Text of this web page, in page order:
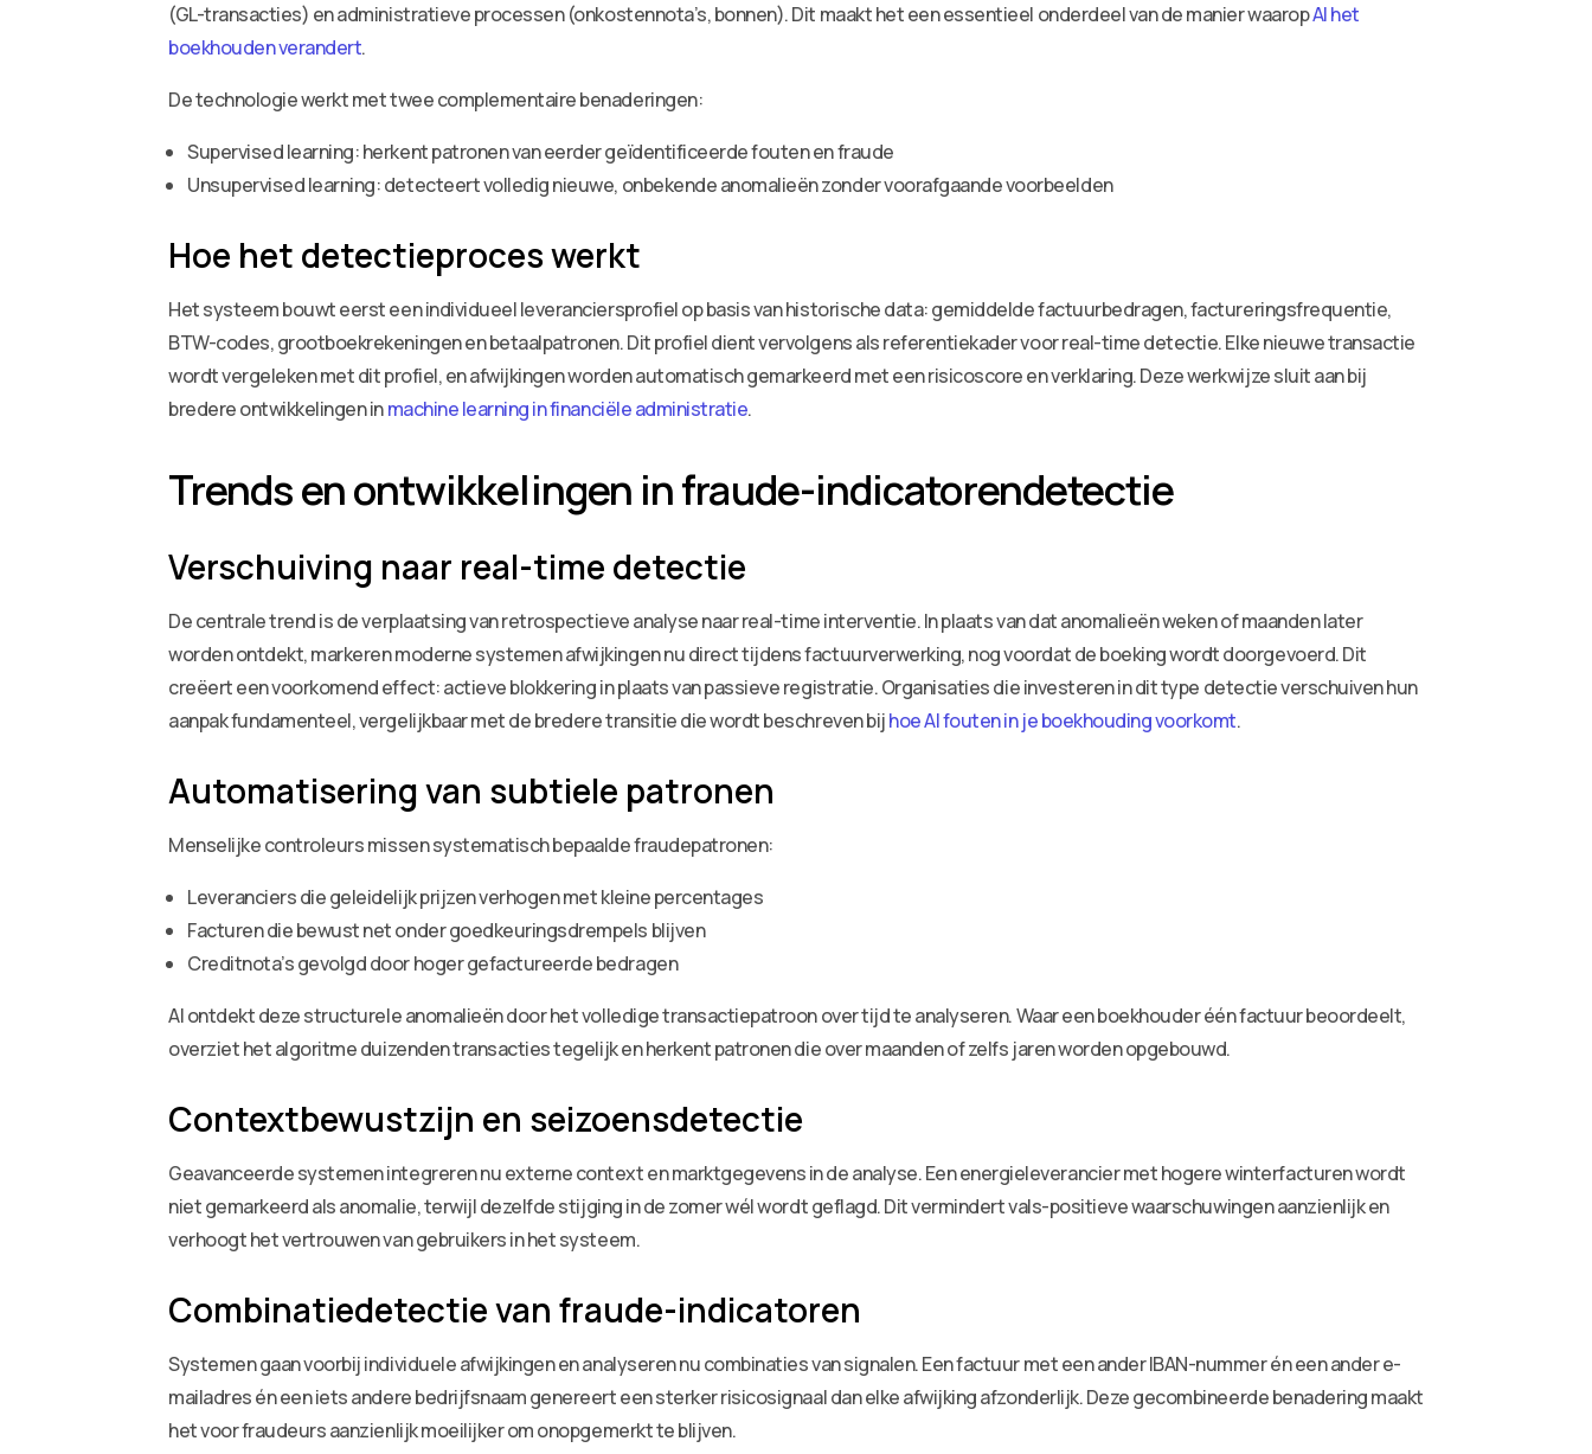
(GL-transacties) en administratieve processen (onkostennota’s, bonnen). Dit maakt het een essentieel onderdeel van de manier waaropAI het
boekhouden verandert.
De technologie werkt met twee complementaire benaderingen:
Supervised learning: herkent patronen van eerder geïdentificeerde fouten en fraude
Unsupervised learning: detecteert volledig nieuwe, onbekende anomalieën zonder voorafgaande voorbeelden
Hoe het detectieproces werkt
Het systeem bouwt eerst een individueel leveranciersprofiel op basis van historische data: gemiddelde factuurbedragen, factureringsfrequentie,
BTW-codes, grootboekrekeningen en betaalpatronen. Dit profiel dient vervolgens als referentiekader voor real-time detectie. Elke nieuwe transactie
wordt vergeleken met dit profiel, en afwijkingen worden automatisch gemarkeerd met een risicoscore en verklaring. Deze werkwijze sluit aan bij
bredere ontwikkelingen inmachine learning in financiële administratie.
Trends en ontwikkelingen in fraude-indicatorendetectie
Verschuiving naar real-time detectie
De centrale trend is de verplaatsing van retrospectieve analyse naar real-time interventie. In plaats van dat anomalieën weken of maanden later
worden ontdekt, markeren moderne systemen afwijkingen nu direct tijdens factuurverwerking, nog voordat de boeking wordt doorgevoerd. Dit
creëert een voorkomend effect: actieve blokkering in plaats van passieve registratie. Organisaties die investeren in dit type detectie verschuiven hun
aanpak fundamenteel, vergelijkbaar met de bredere transitie die wordt beschreven bijhoe AI fouten in je boekhouding voorkomt.
Automatisering van subtiele patronen
Menselijke controleurs missen systematisch bepaalde fraudepatronen:
Leveranciers die geleidelijk prijzen verhogen met kleine percentages
Facturen die bewust net onder goedkeuringsdrempels blijven
Creditnota’s gevolgd door hoger gefactureerde bedragen
AI ontdekt deze structurele anomalieën door het volledige transactiepatroon over tijd te analyseren. Waar een boekhouder één factuur beoordeelt,
overziet het algoritme duizenden transacties tegelijk en herkent patronen die over maanden of zelfs jaren worden opgebouwd.
Contextbewustzijn en seizoensdetectie
Geavanceerde systemen integreren nu externe context en marktgegevens in de analyse. Een energieleverancier met hogere winterfacturen wordt
niet gemarkeerd als anomalie, terwijl dezelfde stijging in de zomer wél wordt geflagd. Dit vermindert vals-positieve waarschuwingen aanzienlijk en
verhoogt het vertrouwen van gebruikers in het systeem.
Combinatiedetectie van fraude-indicatoren
Systemen gaan voorbij individuele afwijkingen en analyseren nu combinaties van signalen. Een factuur met een ander IBAN-nummer én een ander e-
mailadres én een iets andere bedrijfsnaam genereert een sterker risicosignaal dan elke afwijking afzonderlijk. Deze gecombineerde benadering maakt
het voor fraudeurs aanzienlijk moeilijker om onopgemerkt te blijven.